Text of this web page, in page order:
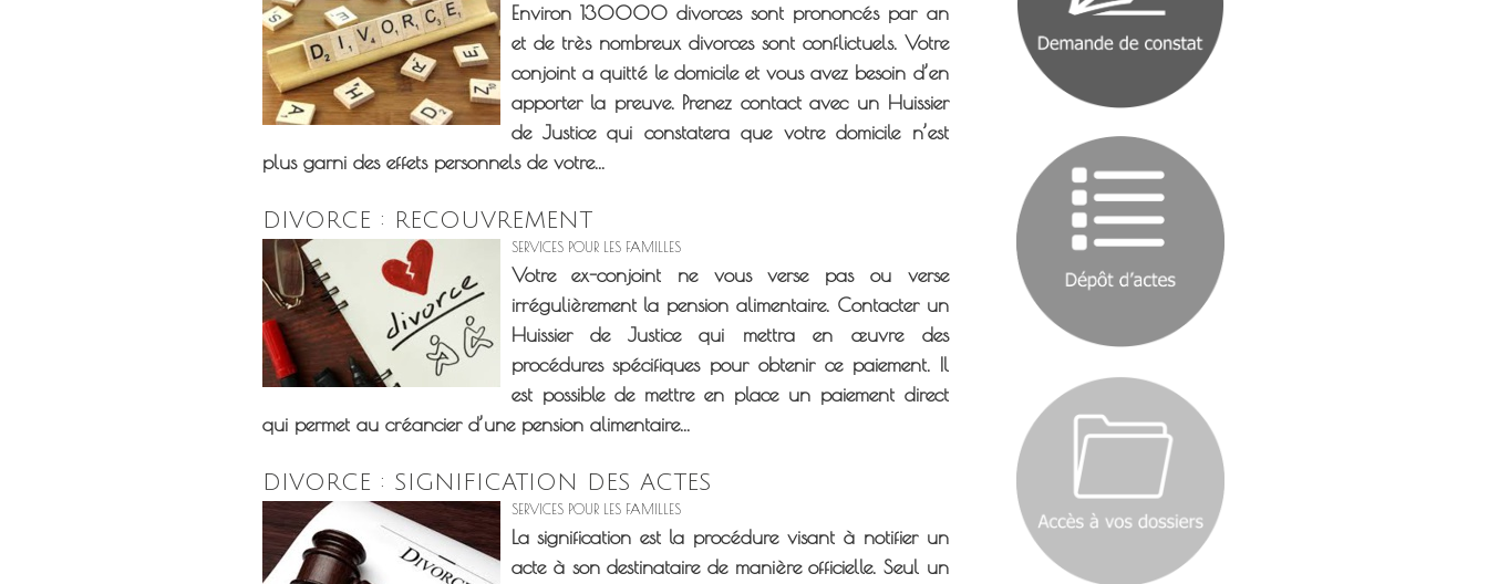
Environ 130000 divorces sont prononcés par an
et de très nombreux divorces sont conflictuels. Votre
conjoint a quitté le domicile et vous avez besoin d’en
apporter la preuve. Prenez contact avec un Huissier
de Justice qui constatera que votre domicile n’est
plus garni des effets personnels de votre...
DIVORCE : RECOUVREMENT
SERVICES POUR LES FAMILLES
Votre ex-conjoint ne vous verse pas ou verse
irrégulièrement la pension alimentaire. Contacter un
Huissier de Justice qui mettra en œuvre des
procédures spécifiques pour obtenir ce paiement. Il
est possible de mettre en place un paiement direct
qui permet au créancier d’une pension alimentaire...
DIVORCE : SIGNIFICATION DES ACTES
SERVICES POUR LES FAMILLES
La signification est la procédure visant à notifier un
acte à son destinataire de manière officielle. Seul un